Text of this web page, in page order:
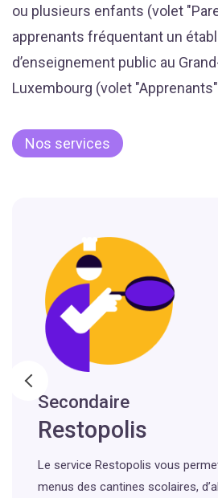
ou plusieurs enfants (volet
apprenants fréquentant un
d’enseignement public au
Luxembourg (volet
Nos services
Secondaire
Restopolis
Le service Restopolis vous
menus des cantines scolaires,